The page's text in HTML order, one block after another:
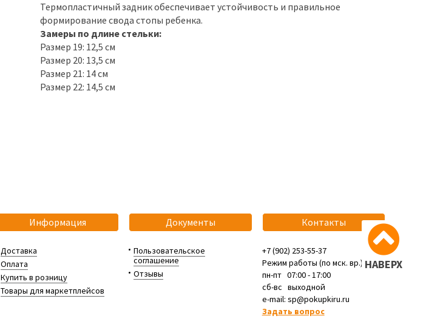
Термопластичный задник обеспечивает устойчивость и правильное
формирование свода стопы ребенка.
Замеры по длине стельки:
Размер 19: 12,5 см
Размер 20: 13,5 см
Размер 21: 14 см
Размер 22: 14,5 см
НАВЕРХ
Информация
Доставка
Оплата
Купить в розницу
Товары для маркетплейсов
Документы
Пользовательское
соглашение
Отзывы
Контакты
+7 (902) 253-55-37
Режим работы (по мск. вр.):
пн-пт 07:00 - 17:00
сб-вс выходной
e-mail: sp@pokupkiru.ru
Задать вопрос